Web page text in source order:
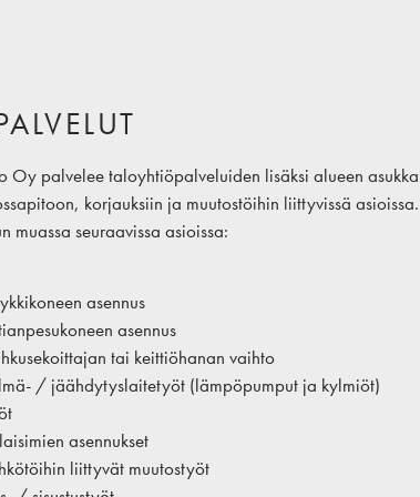
Oy palvelee taloyhtiöpalveluiden lisäksi alueen
korjauksiin ja muutostöihin liittyvissä
muassa seuraavissa asioissa:
asennus
asennus
tai keittiöhanan vaihto
/ jäähdytyslaitetyöt (lämpöpumput ja kylmiöt)
asennukset
liittyvät muutostyöt